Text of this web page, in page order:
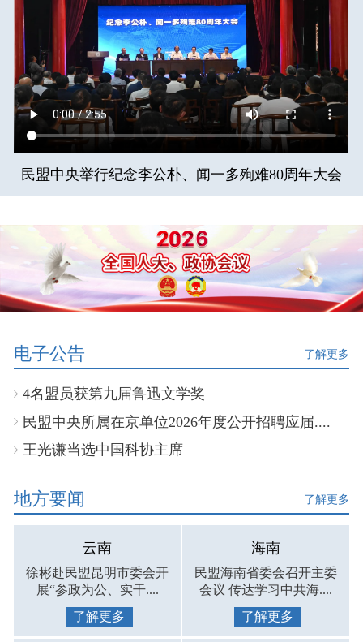
民盟中央举行纪念李公朴、闻一多殉难80周年大会
电子公告 了解更多
4名盟员获第九届鲁迅文学奖
民盟中央所属在京单位2026年度公开招聘应届....
王光谦当选中国科协主席
地方要闻 了解更多
云南
徐彬赴民盟昆明市委会开
展“参政为公、实干....
了解更多
海南
民盟海南省委会召开主委
会议 传达学习中共海....
了解更多